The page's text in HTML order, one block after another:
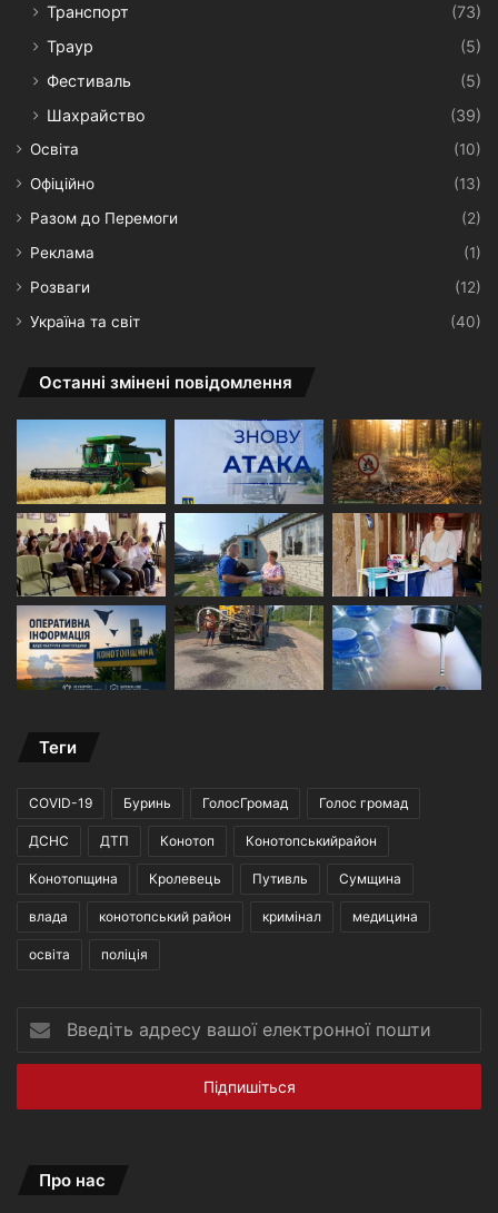
Транспорт
(73)
Траур
(5)
Фестиваль
(5)
Шахрайство
(39)
Освіта
(10)
Офіційно
(13)
Разом до Перемоги
(2)
Реклама
(1)
Розваги
(12)
Україна та світ
(40)
Останні змінені повідомлення
Теги
COVID-19 Буринь ГолосГромад Голос громад
ДСНС ДТП Конотоп Конотопськийрайон
Конотопщина Кролевець Путивль Сумщина
влада конотопський район кримінал медицина
освіта поліція
адресу
вашої
пошти
Про нас